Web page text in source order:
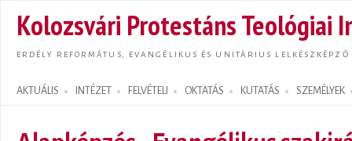
Kolozsvári Protestáns Teológiai
ERDÉLY REFORMÁTUS, EVANGÉLIKUS ÉS UNITÁRIUS LELKÉSZKÉPZŐ
AKTUÁLIS INTÉZET FELVÉTELI OKTATÁS KUTATÁS SZEMÉLYEK
Search form